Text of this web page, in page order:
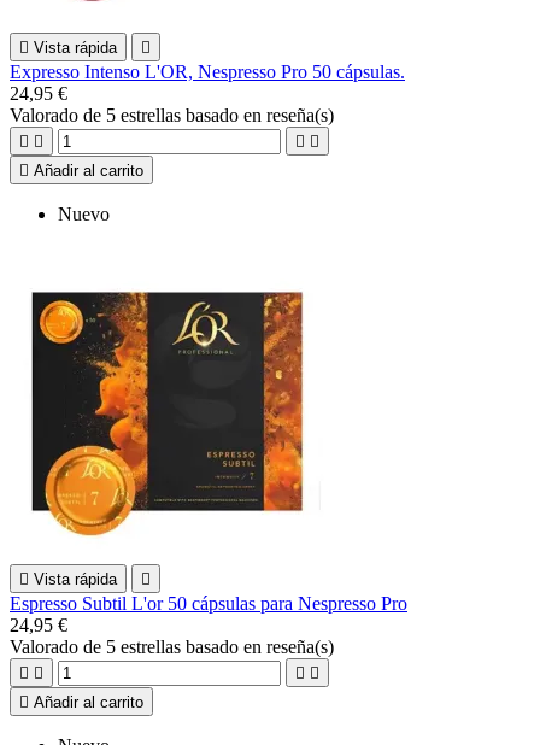
 Vista rápida 
Expresso Intenso L'OR, Nespresso Pro 50 cápsulas.
24,95 €
Valorado de 5 estrellas basado en reseña(s)
   
 Añadir al carrito
Nuevo
 Vista rápida 
Espresso Subtil L'or 50 cápsulas para Nespresso Pro
24,95 €
Valorado de 5 estrellas basado en reseña(s)
   
 Añadir al carrito